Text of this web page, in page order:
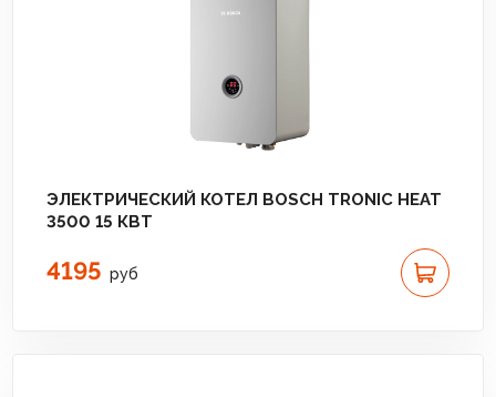
ЭЛЕКТРИЧЕСКИЙ КОТЕЛ BOSCH TRONIC HEAT
3500 15 КВТ
4195 руб